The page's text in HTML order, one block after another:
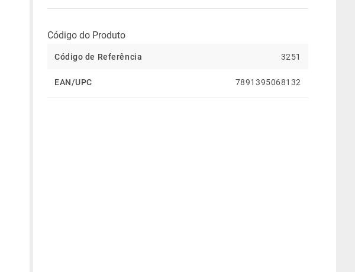
Código do Produto
Código de Referência 3251
EAN/UPC 7891395068132